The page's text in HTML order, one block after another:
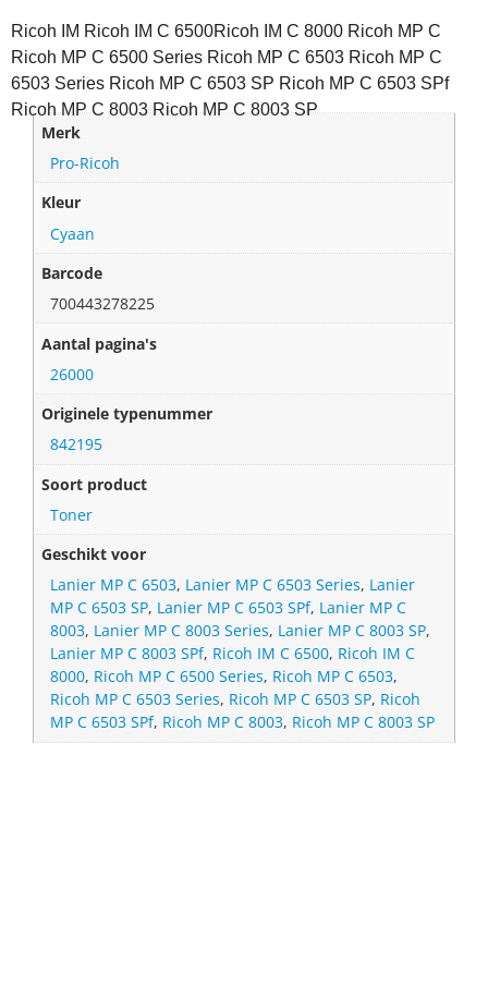
Ricoh IM Ricoh IM C 6500Ricoh IM C 8000 Ricoh MP C
Ricoh MP C 6500 Series Ricoh MP C 6503 Ricoh MP C
6503 Series Ricoh MP C 6503 SP Ricoh MP C 6503 SPf
Ricoh MP C 8003 Ricoh MP C 8003 SP
Merk
Pro-Ricoh
Kleur
Cyaan
Barcode
700443278225
Aantal pagina's
26000
Originele typenummer
842195
Soort product
Toner
Geschikt voor
Lanier MP C 6503, Lanier MP C 6503 Series, Lanier
MP C 6503 SP, Lanier MP C 6503 SPf, Lanier MP C
8003, Lanier MP C 8003 Series, Lanier MP C 8003 SP,
Lanier MP C 8003 SPf, Ricoh IM C 6500, Ricoh IM C
8000, Ricoh MP C 6500 Series, Ricoh MP C 6503,
Ricoh MP C 6503 Series, Ricoh MP C 6503 SP, Ricoh
MP C 6503 SPf, Ricoh MP C 8003, Ricoh MP C 8003 SP